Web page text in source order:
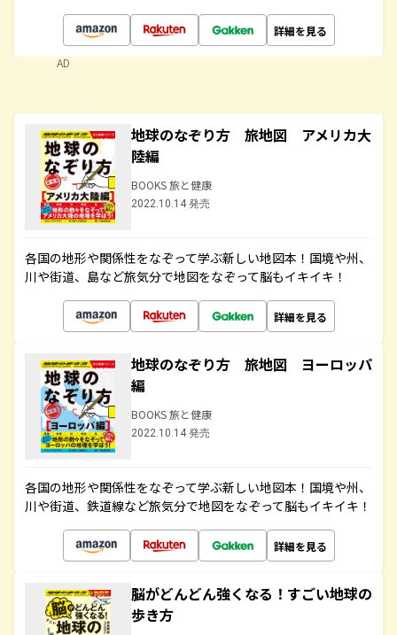
詳細を見る
AD
地球のなぞり方 旅地図 アメリカ大
陸編
BOOKS 旅と健康
2022.10.14 発売
各国の地形や関係性をなぞって学ぶ新しい地図本！国境や州、
川や街道、島など旅気分で地図をなぞって脳もイキイキ！
詳細を見る
地球のなぞり方 旅地図 ヨーロッパ
編
BOOKS 旅と健康
2022.10.14 発売
各国の地形や関係性をなぞって学ぶ新しい地図本！国境や州、
川や街道、鉄道線など旅気分で地図をなぞって脳もイキイキ！
詳細を見る
脳がどんどん強くなる！すごい地球の
歩き方